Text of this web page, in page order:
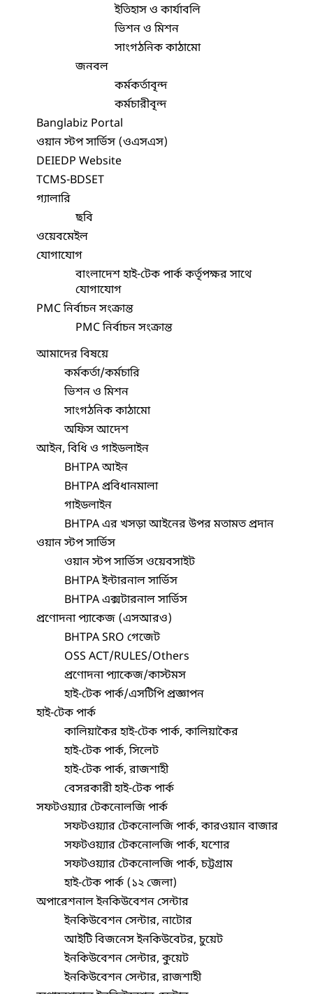
ইতিহাস ও কার্যাবলি
ভিশন ও মিশন
সাংগঠনিক কাঠামো
জনবল
কর্মকর্তাবৃন্দ
কর্মচারীবৃন্দ
Banglabiz Portal
ওয়ান স্টপ সার্ভিস (ওএসএস)
DEIEDP Website
TCMS-BDSET
গ্যালারি
ছবি
ওয়েবমেইল
যোগাযোগ
বাংলাদেশ হাই-টেক পার্ক কর্তৃপক্ষর সাথে
যোগাযোগ
PMC নির্বাচন সংক্রান্ত
PMC নির্বাচন সংক্রান্ত
আমাদের বিষয়ে
কর্মকর্তা/কর্মচারি
ভিশন ও মিশন
সাংগঠনিক কাঠামো
অফিস আদেশ
আইন, বিধি ও গাইডলাইন
BHTPA আইন
BHTPA প্রবিধানমালা
গাইডলাইন
BHTPA এর খসড়া আইনের উপর মতামত প্রদান
ওয়ান স্টপ সার্ভিস
ওয়ান স্টপ সার্ভিস ওয়েবসাইট
BHTPA ইন্টারনাল সার্ভিস
BHTPA এক্সটারনাল সার্ভিস
প্রণোদনা প্যাকেজ (এসআরও)
BHTPA SRO গেজেট
OSS ACT/RULES/Others
প্রণোদনা প্যাকেজ/কাস্টমস
হাই-টেক পার্ক/এসটিপি প্রজ্ঞাপন
হাই-টেক পার্ক
কালিয়াকৈর হাই-টেক পার্ক, কালিয়াকৈর
হাই-টেক পার্ক, সিলেট
হাই-টেক পার্ক, রাজশাহী
বেসরকারী হাই-টেক পার্ক
সফটওয়্যার টেকনোলজি পার্ক
সফটওয়্যার টেকনোলজি পার্ক, কারওয়ান বাজার
সফটওয়্যার টেকনোলজি পার্ক, যশোর
সফটওয়্যার টেকনোলজি পার্ক, চট্টগ্রাম
হাই-টেক পার্ক (১২ জেলা)
অপারেশনাল ইনকিউবেশন সেন্টার
ইনকিউবেশন সেন্টার, নাটোর
আইটি বিজনেস ইনকিউবেটর, চুয়েট
ইনকিউবেশন সেন্টার, কুয়েট
ইনকিউবেশন সেন্টার, রাজশাহী